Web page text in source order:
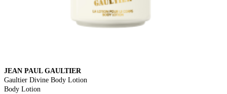
JEAN PAUL GAULTIER
Gaultier Divine Body Lotion
Body Lotion